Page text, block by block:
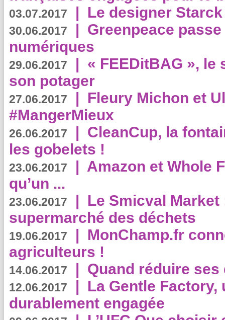
03.07.2017 | Le designer
30.06.2017 | Greenpeace
numériques
29.06.2017 | « FEEDitBAG », le
son potager
27.06.2017 | Fleury Michon et
#MangerMieux
26.06.2017 | CleanCup, la
les gobelets !
23.06.2017 | Amazon et Whole
qu’un ...
23.06.2017 | Le Smicval
supermarché des déchets
19.06.2017 | MonChamp.fr
agriculteurs !
14.06.2017 | Quand réduire
12.06.2017 | La Gentle
durablement engagée